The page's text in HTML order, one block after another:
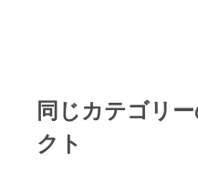
てでしたが、うれ
ですね。
に作っていくつも
同じカテゴリ
クト